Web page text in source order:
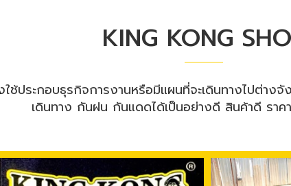
KING KONG
ช้ประกอบธุรกิจการงานหรือมีแผนที่จะเดินทางไปต่า
เดินทาง กันฝน กันแดดได้เป็นอย่างดี สินค้าดี รา